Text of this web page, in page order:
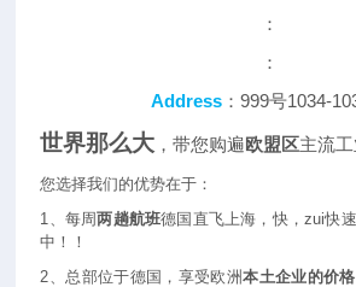
：
：
Address ：999号1034-
世界那么大 ，带您购遍欧盟区主流
您选择我们的优势在于：
1、每周两趟航班德国直飞上海，快，zui快
中！！
2、总部位于德国，享受欧洲本土企业的价格